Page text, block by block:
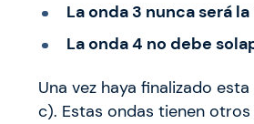
La onda 3 nunca será
La onda 4 no debe
Una vez haya finalizado
c). Estas ondas tienen